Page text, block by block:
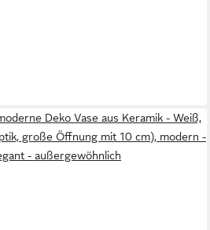
Deko Vase aus Keramik - Weiß,
große Öffnung mit 10 cm), modern -
- außergewöhnlich